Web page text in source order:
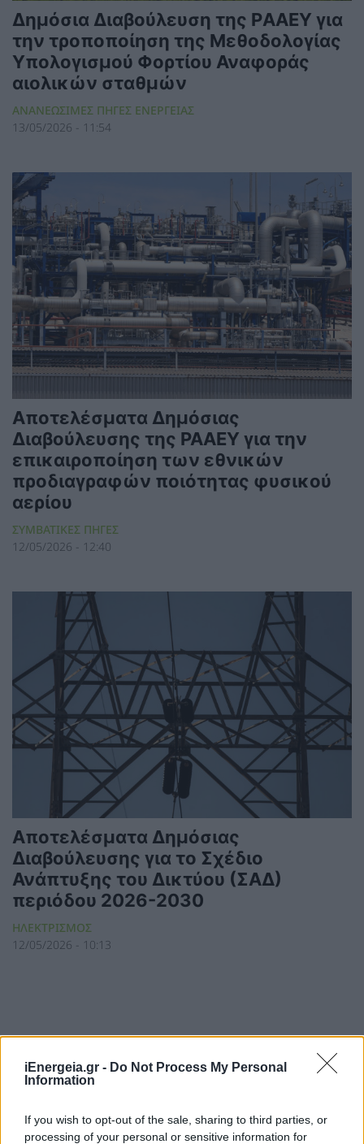
iEnergeia.gr - Do Not Process My Personal
Information
If you wish to opt-out of the sale, sharing to third parties, or
processing of your personal or sensitive information for
Δημόσια Διαβούλευση της ΡAΑΕY για
την τροποποίηση της Μεθοδολογίας
Υπολογισμού Φορτίου Αναφοράς
αιολικών σταθμών
ΑΝΑΝΕΩΣΙΜΕΣ ΠΗΓΕΣ ΕΝΕΡΓΕΙΑΣ
13/05/2026 - 11:54
Αποτελέσματα Δημόσιας
Διαβούλευσης της ΡΑΑΕΥ για την
επικαιροποίηση των εθνικών
προδιαγραφών ποιότητας φυσικού
αερίου
ΣΥΜΒΑΤΙΚΕΣ ΠΗΓΕΣ
12/05/2026 - 12:40
Αποτελέσματα Δημόσιας
Διαβούλευσης για το Σχέδιο
Ανάπτυξης του Δικτύου (ΣΑΔ)
περιόδου 2026-2030
ΗΛΕΚΤΡΙΣΜΟΣ
12/05/2026 - 10:13